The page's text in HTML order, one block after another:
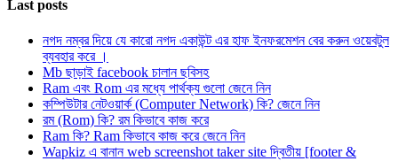
Last posts
নগদ নম্বর দিয়ে যে কারো নগদ একাউন্ট এর হাফ ইনফরমেশন বের করুন ওয়েবটুল
ব্যবহার করে ।
Mb ছাড়াই facebook চালান ছবিসহ
Ram এবং Rom এর মধ্যে পার্থক্য গুলো জেনে নিন
কম্পিউটার নেটওয়ার্ক (Computer Network) কি? জেনে নিন
রম (Rom) কি? রম কিভাবে কাজ করে
Ram কি? Ram কিভাবে কাজ করে জেনে নিন
Wapkiz এ বানান web screenshot taker site দ্বিতীয় [footer &